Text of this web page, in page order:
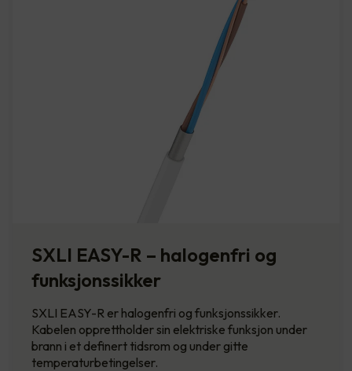
SXLI EASY-R – halogenfri og
funksjonssikker
SXLI EASY-R er halogenfri og funksjonssikker.
Kabelen opprettholder sin elektriske funksjon under
brann i et definert tidsrom og under gitte
temperaturbetingelser.